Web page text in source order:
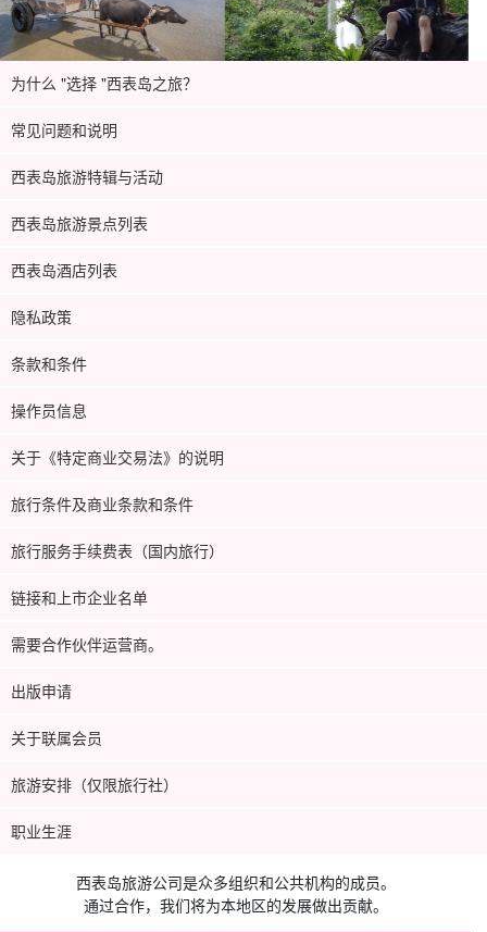
为什么 "选择 "西表岛之旅？
常见问题和说明
西表岛旅游特辑与活动
西表岛旅游景点列表
西表岛酒店列表
隐私政策
条款和条件
操作员信息
关于《特定商业交易法》的说明
旅行条件及商业条款和条件
旅行服务手续费表（国内旅行）
链接和上市企业名单
需要合作伙伴运营商。
出版申请
关于联属会员
旅游安排（仅限旅行社）
职业生涯
西表岛旅游公司是众多组织和公共机构的成员。
通过合作，我们将为本地区的发展做出贡献。